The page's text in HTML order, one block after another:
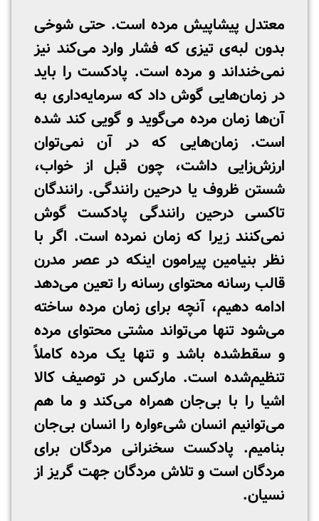
معتدل پیشاپیش مرده است. حتی شوخی
بدون لبه‌ی تیزی که فشار وارد می‌کند نیز
نمی‌خنداند و مرده است. پادکست را باید
در زمان‌هایی گوش داد که سرمایه‌داری به
آن‌ها زمان مرده می‌گوید و گویی کند شده
است. زمان‌هایی که در آن نمی‌توان
ارزش‌زایی داشت، چون قبل از خواب،
شستن ظروف یا درحین رانندگی. رانندگان
تاکسی درحین رانندگی پادکست گوش
نمی‌کنند زیرا که زمان نمرده است. اگر با
نظر بنیامین پیرامون اینکه در عصر مدرن
قالب رسانه محتوای رسانه را تعین می‌دهد
ادامه دهیم، آنچه برای زمان مرده ساخته
می‌شود تنها می‌تواند مشتی محتوای مرده
و سقط‌شده باشد و تنها یک مرده کاملاً
تنظیم‌شده است. مارکس در توصیف کالا
اشیا را با بی‌جان همراه می‌کند و ما هم
می‌توانیم انسان شی‌ءواره را انسان بی‌جان
بنامیم. پادکست سخنرانی مردگان برای
مردگان است و تلاش مردگان جهت گریز از
نسیان.